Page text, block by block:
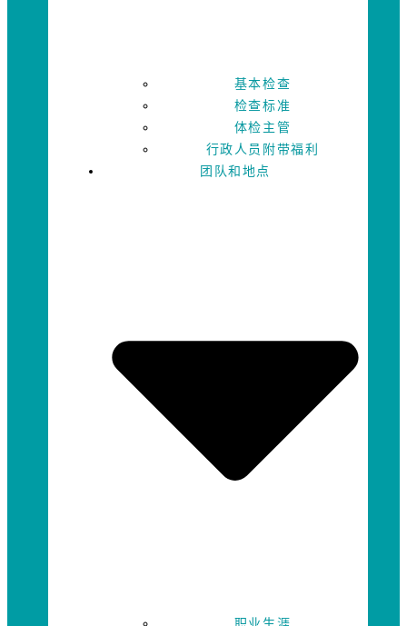
基本检查
检查标准
体检主管
行政人员附带福利
团队和地点